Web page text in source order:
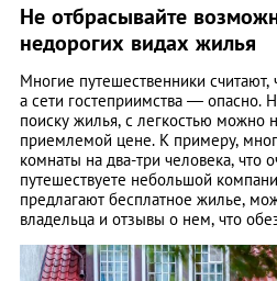
Не отбрасывайте
недорогих видах жилья
Многие путешественники
а сети гостеприимства — опасно.
поиску жилья, с легкостью можно
приемлемой цене. К примеру,
комнаты на два-три человека, что
путешествуете небольшой
предлагают бесплатное жилье,
владельца и отзывы о нем, что